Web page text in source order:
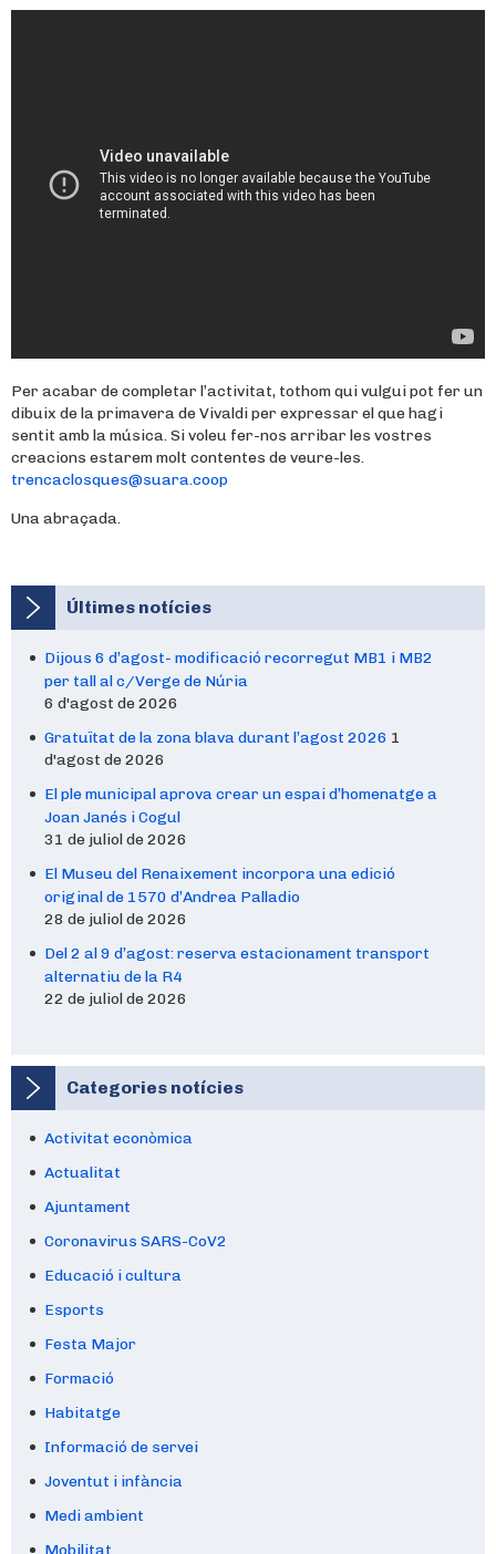
Per acabar de completar l’activitat, tothom qui vulgui pot fer un
dibuix de la primavera de Vivaldi per expressar el que hagi
sentit amb la música. Si voleu fer-nos arribar les vostres
creacions estarem molt contentes de veure-les.
trencaclosques@suara.coop
Una abraçada.
Últimes notícies
Dijous 6 d’agost- modificació recorregut MB1 i MB2
per tall al c/Verge de Núria
6 d'agost de 2026
Gratuïtat de la zona blava durant l’agost 2026 1
d'agost de 2026
El ple municipal aprova crear un espai d’homenatge a
Joan Janés i Cogul
31 de juliol de 2026
El Museu del Renaixement incorpora una edició
original de 1570 d’Andrea Palladio
28 de juliol de 2026
Del 2 al 9 d’agost: reserva estacionament transport
alternatiu de la R4
22 de juliol de 2026
Categories notícies
Activitat econòmica
Actualitat
Ajuntament
Coronavirus SARS-CoV2
Educació i cultura
Esports
Festa Major
Formació
Habitatge
Informació de servei
Joventut i infància
Medi ambient
Mobilitat